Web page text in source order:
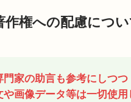
権への配慮につ
門家の助言も参考にしつ
画像データ等は一切使